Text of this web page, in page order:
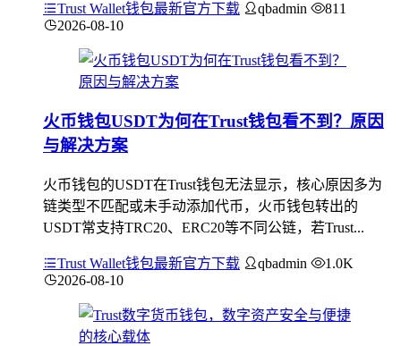
Trust Wallet钱包最新官方下载 qbadmin
811
2026-08-10
火币钱包USDT为何在Trust钱包看不到？原因
与解决方案
火币钱包的USDT在Trust钱包无法显示，核心原因多为
链类型不匹配或未手动添加代币，火币钱包转出的
USDT常支持TRC20、ERC20等不同公链，若Trust...
Trust Wallet钱包最新官方下载 qbadmin
1.0K
2026-08-10